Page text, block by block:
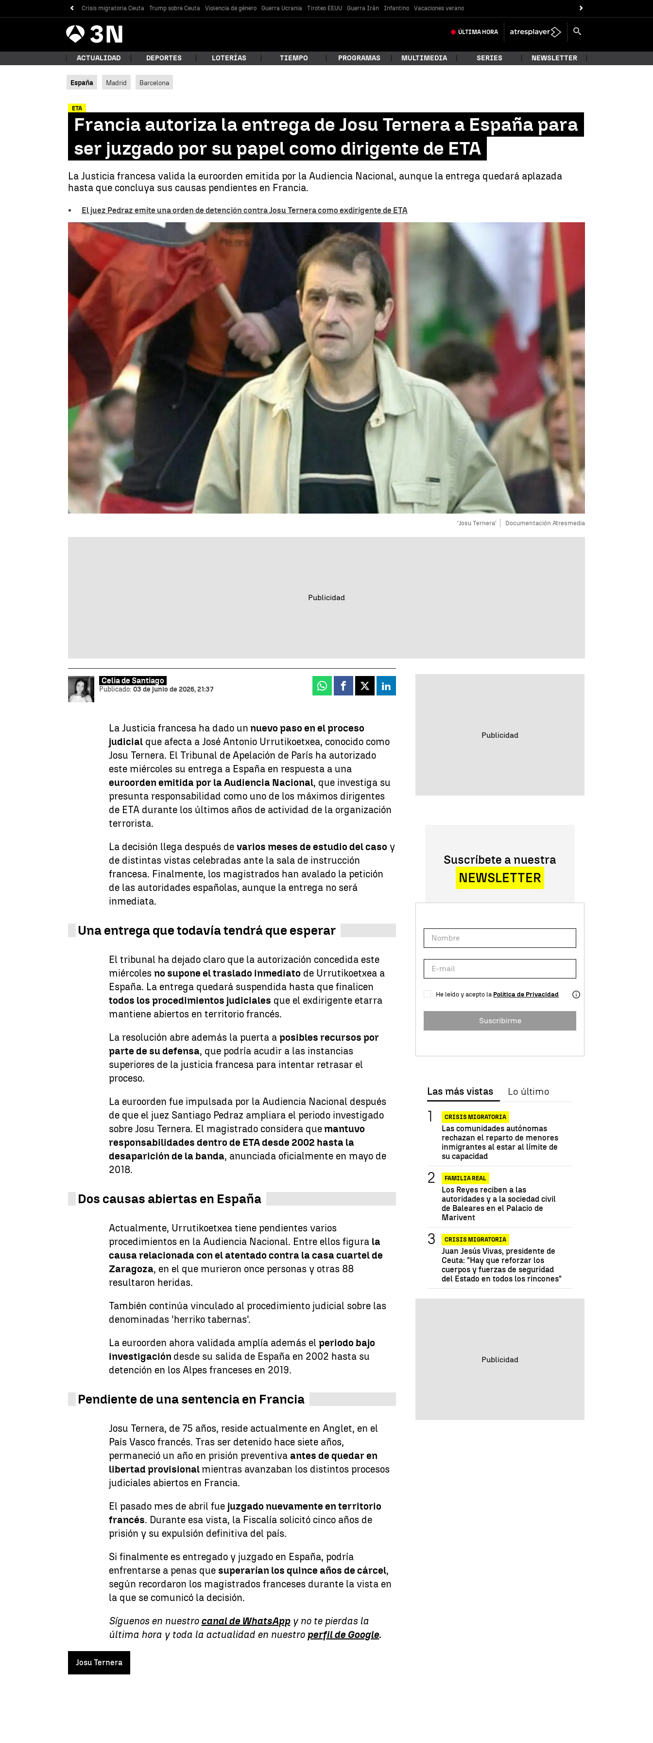
Crisis migratoria Ceuta Trump sobre Ceuta Violencia de género Guerra Ucrania Tiroteo EEUU Guerra Irán Infantino Vacaciones verano
Antena
3 Noticias ÚLTIMA HORA
¿Qué estás buscando?
Buscar
ACTUALIDAD DEPORTES LOTERÍAS TIEMPO PROGRAMAS MULTIMEDIA SERIES NEWSLETTER
España Madrid Barcelona
ETA
Francia autoriza la entrega de Josu Ternera a España para
ser juzgado por su papel como dirigente de ETA
La Justicia francesa valida la euroorden emitida por la Audiencia Nacional, aunque la entrega quedará aplazada
hasta que concluya sus causas pendientes en Francia.
El juez Pedraz emite una orden de detención contra Josu Ternera como exdirigente de ETA
'Josu Ternera' Documentación Atresmedia
Celia de Santiago
Publicado: 03 de junio de 2026, 21:37 Whatsapp
Facebook
X Linkedin
La Justicia francesa ha dado un nuevo paso en el proceso
judicial que afecta a José Antonio Urrutikoetxea, conocido como
Josu Ternera. El Tribunal de Apelación de París ha autorizado
este miércoles su entrega a España en respuesta a una
euroorden emitida por la Audiencia Nacional, que investiga su
presunta responsabilidad como uno de los máximos dirigentes
de ETA durante los últimos años de actividad de la organización
terrorista.
La decisión llega después devarios meses de estudio del caso y
de distintas vistas celebradas ante la sala de instrucción
francesa. Finalmente, los magistrados han avalado la petición
de las autoridades españolas, aunque la entrega no será
inmediata.
Una entrega que todavía tendrá que esperar
El tribunal ha dejado claro que la autorización concedida este
miércolesno supone el traslado inmediato de Urrutikoetxea a
España. La entrega quedará suspendida hasta que finalicen
todos los procedimientos judiciales que el exdirigente etarra
mantiene abiertos en territorio francés.
La resolución abre además la puerta aposibles recursos por
parte de su defensa, que podría acudir a las instancias
superiores de la justicia francesa para intentar retrasar el
proceso.
La euroorden fue impulsada por la Audiencia Nacional después
de que el juez Santiago Pedraz ampliara el periodo investigado
sobre Josu Ternera. El magistrado considera quemantuvo
responsabilidades dentro de ETA desde 2002 hasta la
desaparición de la banda, anunciada oficialmente en mayo de
2018.
Dos causas abiertas en España
Actualmente, Urrutikoetxea tiene pendientes varios
procedimientos en la Audiencia Nacional. Entre ellos figura la
causa relacionada con el atentado contra la casa cuartel de
Zaragoza, en el que murieron once personas y otras 88
resultaron heridas.
También continúa vinculado al procedimiento judicial sobre las
denominadas 'herriko tabernas'.
La euroorden ahora validada amplía además elperiodo bajo
investigación desde su salida de España en 2002 hasta su
detención en los Alpes franceses en 2019.
Pendiente de una sentencia en Francia
Josu Ternera, de 75 años, reside actualmente en Anglet, en el
País Vasco francés. Tras ser detenido hace siete años,
permaneció un año en prisión preventivaantes de quedar en
libertad provisional mientras avanzaban los distintos procesos
judiciales abiertos en Francia.
El pasado mes de abril fue juzgado nuevamente en territorio
francés. Durante esa vista, la Fiscalía solicitó cinco años de
prisión y su expulsión definitiva del país.
Si finalmente es entregado y juzgado en España, podría
enfrentarse a penas quesuperarían los quince años de cárcel,
según recordaron los magistrados franceses durante la vista en
la que se comunicó la decisión.
Síguenos en nuestro canal de WhatsAppy no te pierdas la
última hora y toda la actualidad en nuestro perfil de Google.
Josu Ternera
Suscríbete a nuestra
NEWSLETTER
He leído y acepto la Política de Privacidad
Suscribirme
Las más vistas Lo último
CRISIS MIGRATORIA
Las comunidades autónomas
rechazan el reparto de menores
inmigrantes al estar al límite de
su capacidad
FAMILIA REAL
Los Reyes reciben a las
autoridades y a la sociedad civil
de Baleares en el Palacio de
Marivent
CRISIS MIGRATORIA
Juan Jesús Vivas, presidente de
Ceuta: "Hay que reforzar los
cuerpos y fuerzas de seguridad
del Estado en todos los rincones"